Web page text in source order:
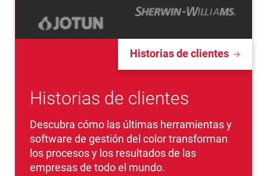
Historias de clientes
Historias de clientes
Descubra cómo las últimas herramientas y
software de gestión del color transforman
los procesos y los resultados de las
empresas de todo el mundo.